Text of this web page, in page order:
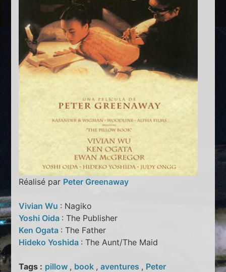
Réalisé par Peter Greenaway
Vivian Wu : Nagiko
Yoshi Oida : The Publisher
Ken Ogata : The Father
Hideko Yoshida : The Aunt/The Maid
Tags : pillow , book ,aventures , Peter